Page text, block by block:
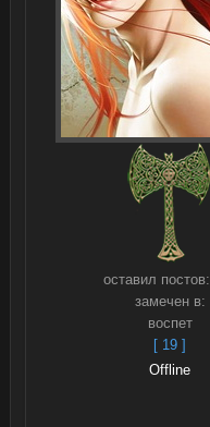
оставил постов:
замечен в:
воспет
[ 19 ]
Offline